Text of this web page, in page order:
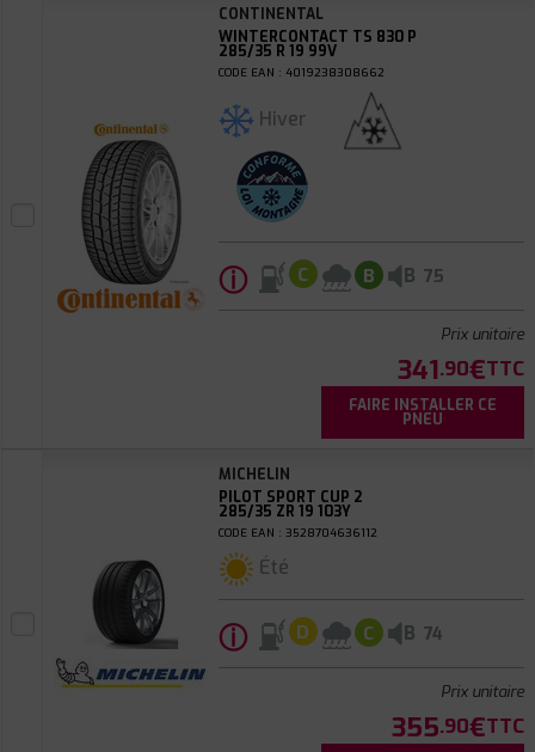
CONTINENTAL
WINTERCONTACT TS 830 P
285/35 R 19 99V
CODE EAN : 4019238308662
Hiver
ⓘ C B B 75
Prix unitaire
341.90€TTC
FAIRE INSTALLER CE
PNEU
MICHELIN
PILOT SPORT CUP 2
285/35 ZR 19 103Y
CODE EAN : 3528704636112
Été
ⓘ D C B 74
Prix unitaire
355.90€TTC